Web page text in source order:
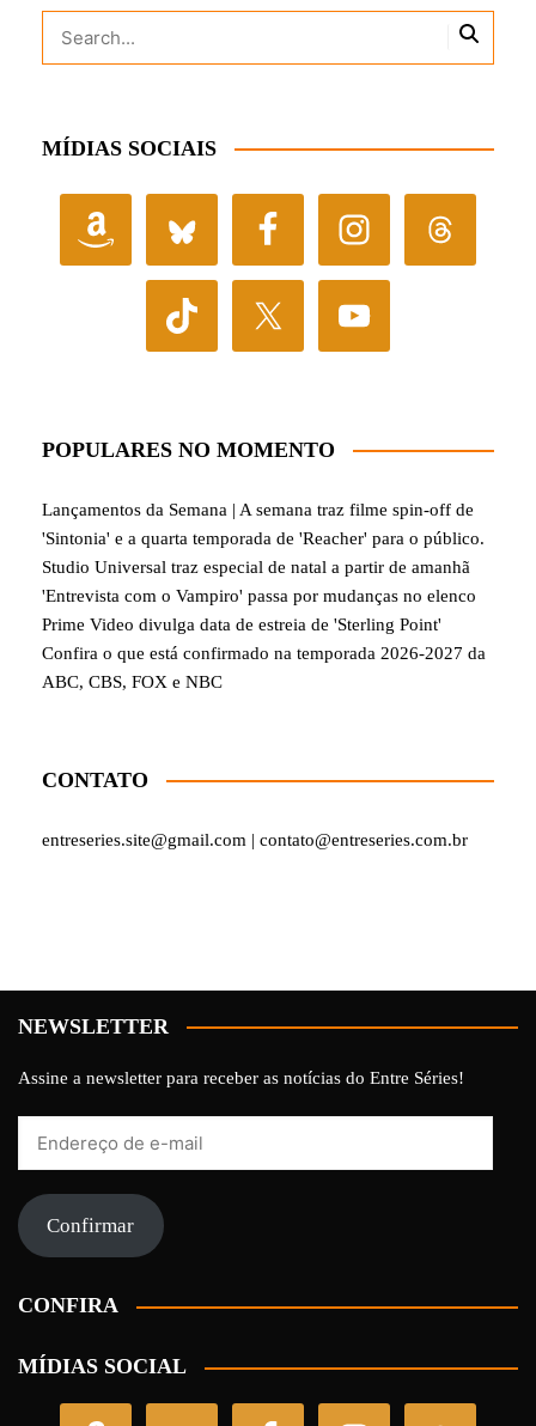
MÍDIAS SOCIAIS
POPULARES NO MOMENTO
Lançamentos da Semana | A semana traz filme spin-off de
'Sintonia' e a quarta temporada de 'Reacher' para o público.
Studio Universal traz especial de natal a partir de amanhã
'Entrevista com o Vampiro' passa por mudanças no elenco
Prime Video divulga data de estreia de 'Sterling Point'
Confira o que está confirmado na temporada 2026-2027 da
ABC, CBS, FOX e NBC
CONTATO
entreseries.site@gmail.com | contato@entreseries.com.br
NEWSLETTER
Assine a newsletter para receber as notícias do Entre Séries!
mail Confirmar
CONFIRA
MÍDIAS SOCIAL